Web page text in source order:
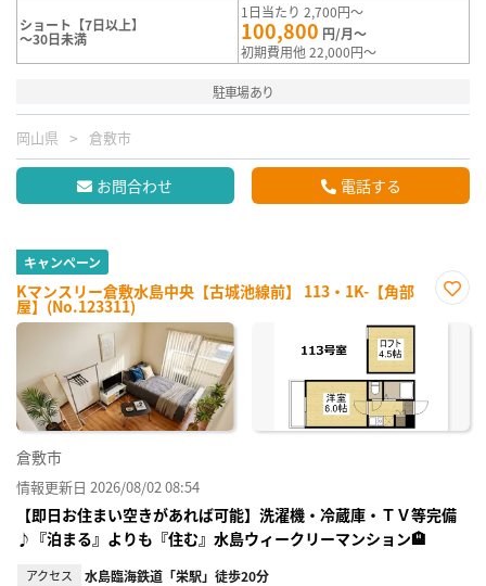
ショート【7日以上】
～30日未満
1日当たり 2,700円～
100,800 円/月～
初期費用他 22,000円～
駐車場あり
岡山県 倉敷市
お問合わせ 電話する
キャンペーン
Kマンスリー倉敷水島中央【古城池線前】 113・1K-【角部
屋】(No.123311)
に入
倉敷市
情報更新日 2026/08/02 08:54
【即日お住まい空きがあれば可能】洗濯機・冷蔵庫・ＴＶ等完備
♪『泊まる』よりも『住む』水島ウィークリーマンション🏨
アクセス 水島臨海鉄道「栄駅」徒歩20分